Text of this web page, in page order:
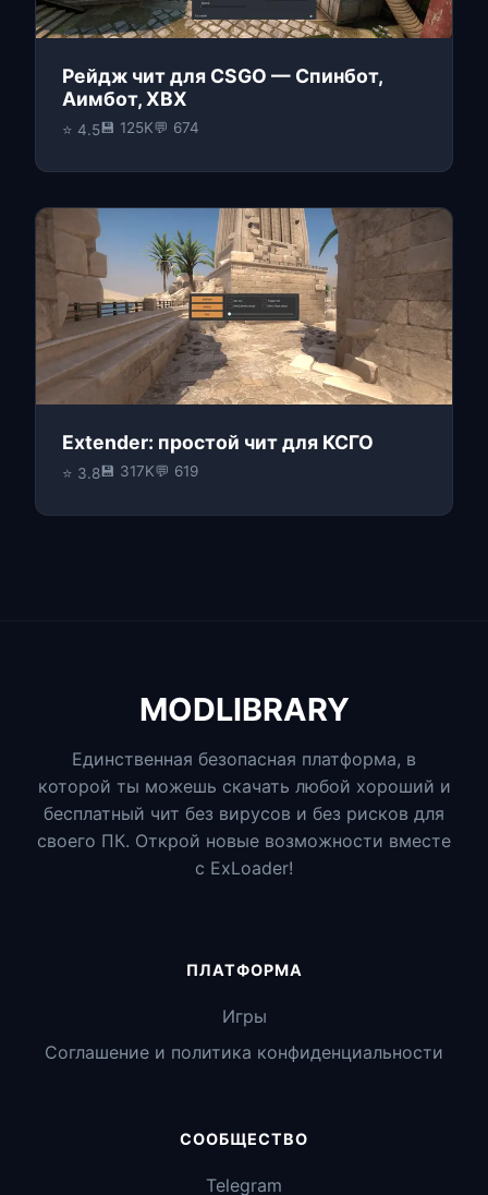
Рейдж чит для CSGO — Спинбот,
Аимбот, ХВХ
⭐ 4.5💾 125K💬 674
Extender: простой чит для КСГО
⭐ 3.8💾 317K💬 619
MODLIBRARY
Единственная безопасная платформа, в
которой ты можешь скачать любой хороший и
бесплатный чит без вирусов и без рисков для
своего ПК. Открой новые возможности вместе
с ExLoader!
ПЛАТФОРМА
Игры
Соглашение и политика конфиденциальности
СООБЩЕСТВО
Telegram